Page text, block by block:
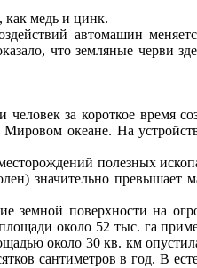
медь и цинк.
автомашин
что земляные черви
за короткое время
океане. На
полезных
значительно превышает
земной поверхности на
около 52 тыс. га
около 30 кв. км
сантиметров в год. В